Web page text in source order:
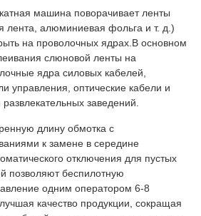
машина поворачивает ленты
лента, алюминиевая фольга и т. д.)
на проволочных ядрах.В основном
слюновой ленты на
ядра силовых кабелей,
управления, оптические кабели и
заведений.
длину обмотка с
к замене в середине
отключения для пустых
позволяют беспилотную
одним оператором 6-8
качество продукции, сокращая